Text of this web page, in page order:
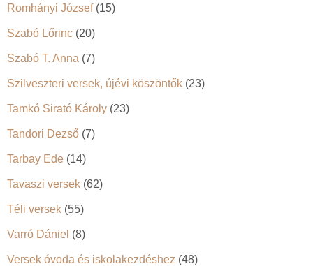
Romhányi József(15)
Szabó Lőrinc (20)
Szabó T. Anna (7)
Szilveszteri versek, újévi köszöntők (23)
Tamkó Sirató Károly (23)
Tandori Dezső (7)
Tarbay Ede (14)
Tavaszi versek (62)
Téli versek (55)
Varró Dániel (8)
Versek óvoda és iskolakezdéshez (48)